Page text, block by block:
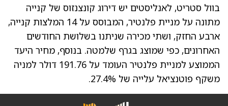
בוול סטריט, לאנליסטים יש דירוג קונצנזוס של קנייה
מתונה על מניית פלנטיר, המבוסס על 14 המלצות קנייה,
ארבע החזק, ושתי מכירה שניתנו בשלושת החודשים
האחרונים, כפי שמוצג בגרף שלמטה. בנוסף, מחיר היעד
הממוצע למניית פלנטיר
העומד על 191.76 דולר למניה
משקף פוטנציאל עלייה של 27.4%.